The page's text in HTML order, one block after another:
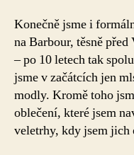
Konečně jsme i
na Barbour, těsně
– po 10 letech tak
jsme v začátcích jen
modly. Kromě toho
oblečení, které jsem
veletrhy, kdy jsem jich